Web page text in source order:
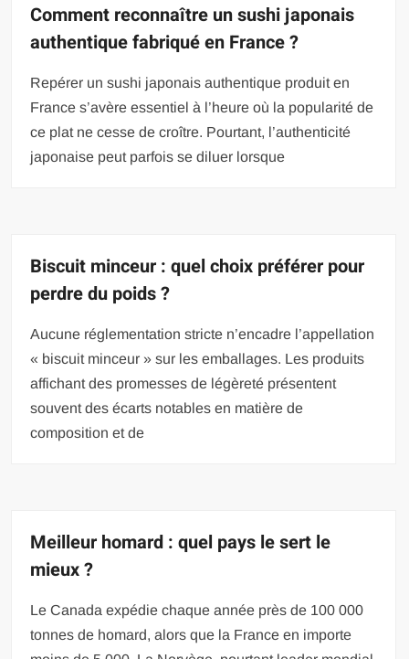
Comment reconnaître un sushi japonais
authentique fabriqué en France ?
Repérer un sushi japonais authentique produit en
France s’avère essentiel à l’heure où la popularité de
ce plat ne cesse de croître. Pourtant, l’authenticité
japonaise peut parfois se diluer lorsque
Biscuit minceur : quel choix préférer pour
perdre du poids ?
Aucune réglementation stricte n’encadre l’appellation
« biscuit minceur » sur les emballages. Les produits
affichant des promesses de légèreté présentent
souvent des écarts notables en matière de
composition et de
Meilleur homard : quel pays le sert le
mieux ?
Le Canada expédie chaque année près de 100 000
tonnes de homard, alors que la France en importe